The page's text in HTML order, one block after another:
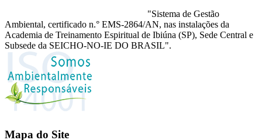
"Sistema de Gestão
Ambiental, certificado n.° EMS-2864/AN, nas instalações da
Academia de Treinamento Espiritual de Ibiúna (SP), Sede Central e
Subsede da SEICHO-NO-IE DO BRASIL".
Mapa do Site